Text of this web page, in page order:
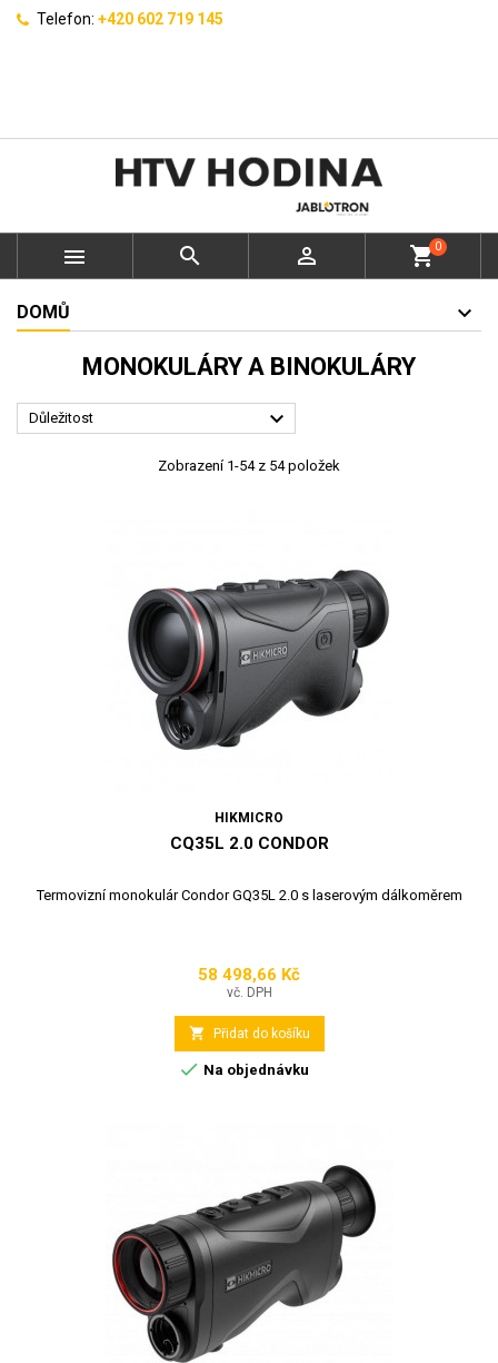
Telefon: +420 602 719 145
   shopping_cart0
DOMŮ
MONOKULÁRY A BINOKULÁRY
Důležitost 
Zobrazení 1-54 z 54 položek
HIKMICRO
CQ35L 2.0 CONDOR
Termovizní monokulár Condor GQ35L 2.0 s laserovým dálkoměrem
Cena
58 498,66 Kč
vč. DPH
 Přidat do košíku
 Na objednávku